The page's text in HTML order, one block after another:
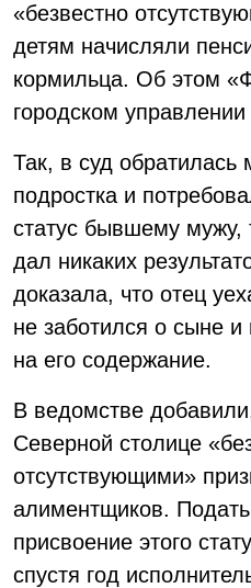
«безвестно
детям начисляли
кормильца. Об этом
городском
Так, в суд обратилась
подростка и
статус бывшему мужу,
дал никаких
доказала, что отец
не заботился о сыне
на его содержание.
В ведомстве
Северной столице
отсутствующими»
алиментщиков.
присвоение этого
спустя год